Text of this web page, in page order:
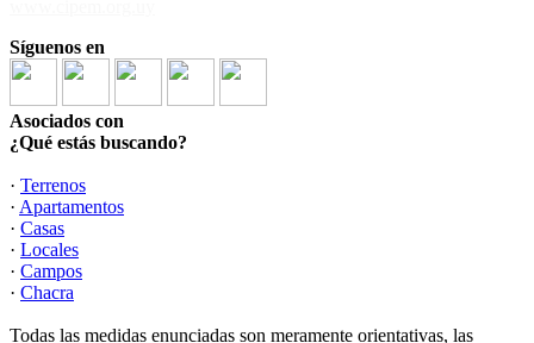
Síguenos en
Asociados con
¿Qué estás buscando?
· Terrenos
· Apartamentos
· Casas
· Locales
· Campos
· Chacra
Todas las medidas enunciadas son meramente orientativas, las